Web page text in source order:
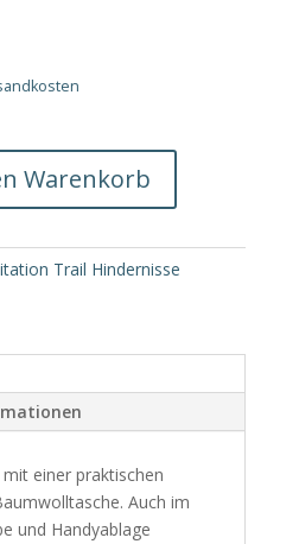
Warenkorb
Trail Hindernisse
einer praktischen
Auch im
und Handyablage